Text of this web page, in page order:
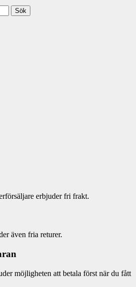
Sök
erbjuder fri frakt.
även fria returer.
möjligheten att betala först när du fått